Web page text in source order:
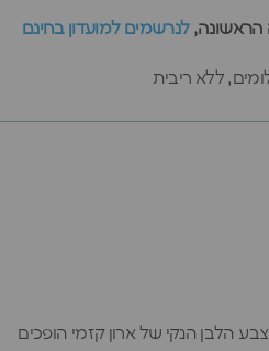
לנרשמים למועדון בחינם
הלבן הנקי של ארון קזמי הופכים